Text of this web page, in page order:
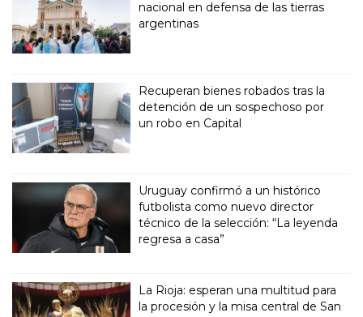
nacional en defensa de las tierras
argentinas
Recuperan bienes robados tras la
detención de un sospechoso por
un robo en Capital
Uruguay confirmó a un histórico
futbolista como nuevo director
técnico de la selección: “La leyenda
regresa a casa”
La Rioja: esperan una multitud para
la procesión y la misa central de San